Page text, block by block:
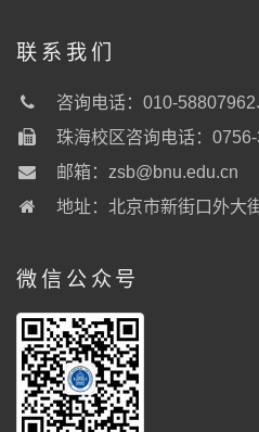
联系我们
咨询电话：010-58807962
珠海校区咨询电话：
邮箱： zsb@bnu.edu.cn
地址：北京市新街口外大
微信公众号